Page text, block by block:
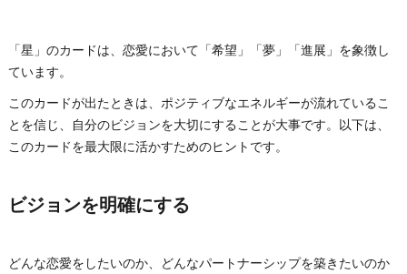
「星」のカードは、恋愛において「希望」「夢」「進展」を象徴し
ています。
このカードが出たときは、ポジティブなエネルギーが流れているこ
とを信じ、自分のビジョンを大切にすることが大事です。以下は、
このカードを最大限に活かすためのヒントです。
ビジョンを明確にする
どんな恋愛をしたいのか、どんなパートナーシップを築きたいのか